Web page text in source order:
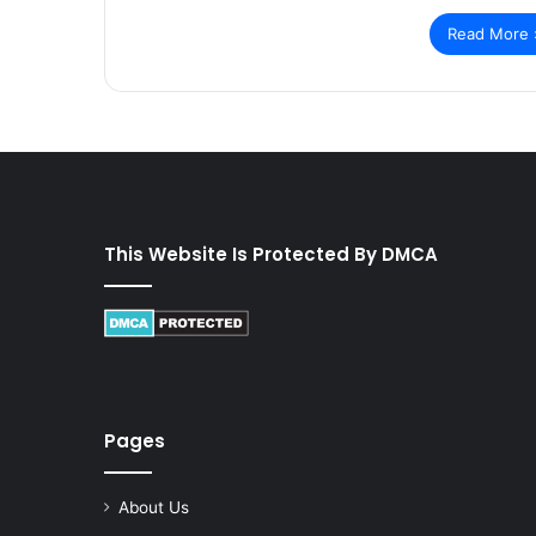
Read More
This Website Is Protected By DMCA
Pages
About Us